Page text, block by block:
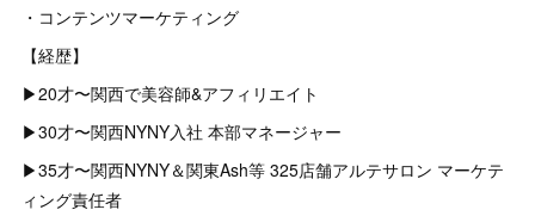
・コンテンツマーケティング
【経歴】
▶︎20才〜関西で美容師&アフィリエイト
▶︎30才〜関西NYNY入社 本部マネージャー
▶︎35才〜関西NYNY＆関東Ash等 325店舗アルテサロン マーケテ
ィング責任者